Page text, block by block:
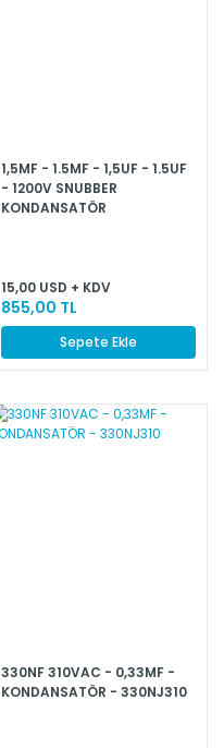
1,5MF - 1.5MF - 1,5UF - 1.5UF
- 1200V SNUBBER
KONDANSATÖR
15,00 USD + KDV
855,00 TL
Sepete Ekle
330NF 310VAC - 0,33MF -
KONDANSATÖR - 330NJ310